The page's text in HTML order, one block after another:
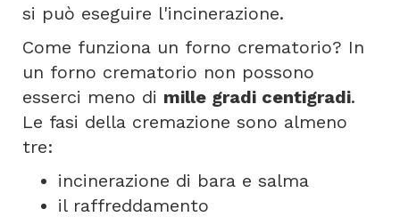
si può eseguire l'incinerazione.
Come funziona un forno crematorio? In
un forno crematorio non possono
esserci meno di mille gradi centigradi.
Le fasi della cremazione sono almeno
tre:
incinerazione di bara e salma
il raffreddamento